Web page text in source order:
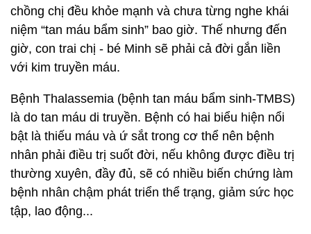
chồng chị đều khỏe mạnh và chưa từng nghe khái
niệm “tan máu bẩm sinh” bao giờ. Thế nhưng đến
giờ, con trai chị - bé Minh sẽ phải cả đời gắn liền
với kim truyền máu.
Bệnh Thalassemia (bệnh tan máu bẩm sinh-TMBS)
là do tan máu di truyền. Bệnh có hai biểu hiện nổi
bật là thiếu máu và ứ sắt trong cơ thể nên bệnh
nhân phải điều trị suốt đời, nếu không được điều trị
thường xuyên, đầy đủ, sẽ có nhiều biến chứng làm
bệnh nhân chậm phát triển thể trạng, giảm sức học
tập, lao động...